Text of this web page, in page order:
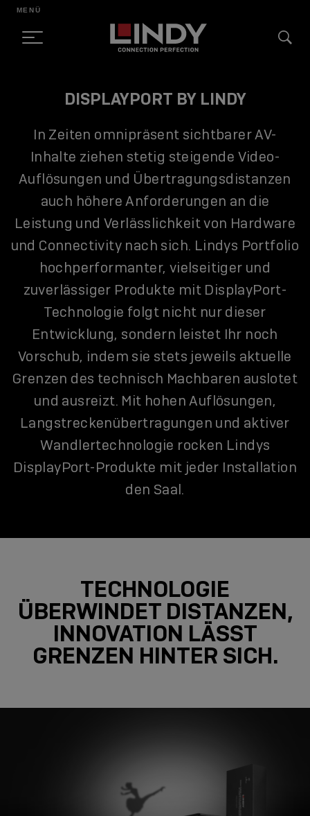
MENÜ
DISPLAYPORT BY LINDY
In Zeiten omnipräsent sichtbarer AV-
Inhalte ziehen stetig steigende Video-
Auflösungen und Übertragungsdistanzen
auch höhere Anforderungen an die
Leistung und Verlässlichkeit von Hardware
und Connectivity nach sich. Lindys Portfolio
hochperformanter, vielseitiger und
zuverlässiger Produkte mit DisplayPort-
Technologie folgt nicht nur dieser
Entwicklung, sondern leistet Ihr noch
Vorschub, indem sie stets jeweils aktuelle
Grenzen des technisch Machbaren auslotet
und ausreizt. Mit hohen Auflösungen,
Langstreckenübertragungen und aktiver
Wandlertechnologie rocken Lindys
DisplayPort-Produkte mit jeder Installation
den Saal.
TECHNOLOGIE
ÜBERWINDET DISTANZEN,
INNOVATION LÄSST
GRENZEN HINTER SICH.